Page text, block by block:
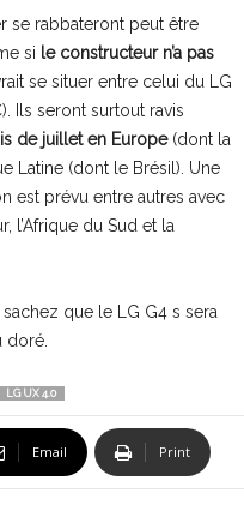
se rabbateront peut être
si le constructeur n’a pas
se situer entre celui du LG
Ils seront surtout ravis
de juillet en Europe(dont la
Latine (dont le Brésil). Une
est prévu entre autres avec
l’Afrique du Sud et la
que le LG G4 s sera
doré.
LG UX 4.0
Email Print